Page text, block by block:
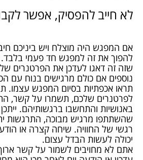
לא חייב להפסיק, אפשר
אם המפגש היה מוצלח ויש ביניכם
להפוך את זה למפגש חד פעמי
שזה זה דאגו לעדכן את הפרטנרים
נוספים אם כולם מרגישים בנוח עם
תראו אכפתיות בסיום המפגש עצמו.
לפרטנרים שלכם, תשמרו על קשר,
באנושיות והתחשבו ברגשותיהם.
שהשתתפו מרגיש מבוכה, התרגשות
רגשי של החוויה. שיחה קצרה או
יכולה לעשות הבדל עצום.
אתם לא מחויבים לשמור על קשר